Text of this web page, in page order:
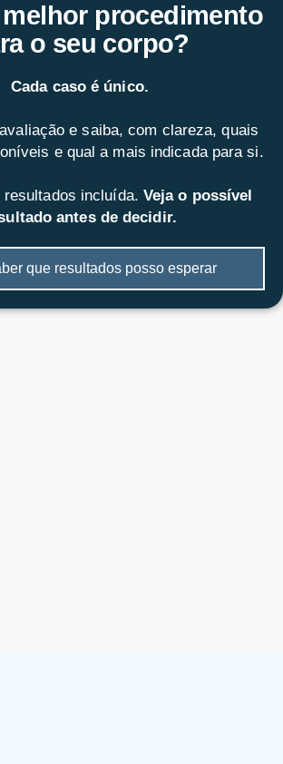
melhor procedimento
o seu corpo?
Cada caso é único.
e saiba, com clareza, quais
e qual a mais indicada para si.
resultados incluída. Veja o possível
antes de decidir.
que resultados posso esperar